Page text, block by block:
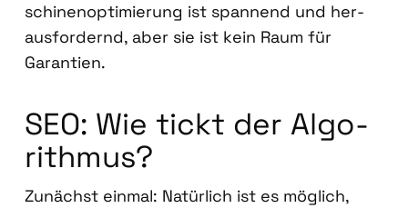
schi­nen­op­ti­mie­rung ist span­nend und her­
aus­for­dernd, aber sie ist kein Raum für
Garan­tien.
SEO: Wie tickt der Algo­
rith­mus?
Zunächst ein­mal: Natür­lich ist es mög­lich,